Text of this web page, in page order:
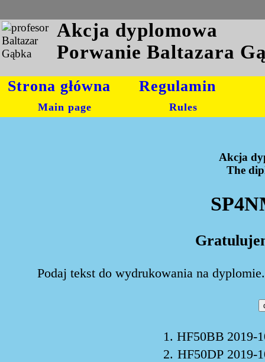
Akcja dyplomowa
Porwanie Baltazara
Strona główna
Main page
Regulamin
Rules
Akcja
The
Podaj tekst do wydrukowania na
1. HF50BB 2019-
2. HF50DP 2019-